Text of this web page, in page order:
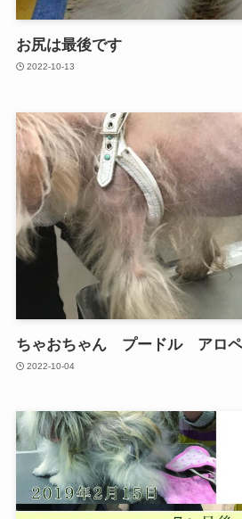
お尻は最後です
2022-10-13
ちゃおちゃん プードル アロペ
2022-10-04